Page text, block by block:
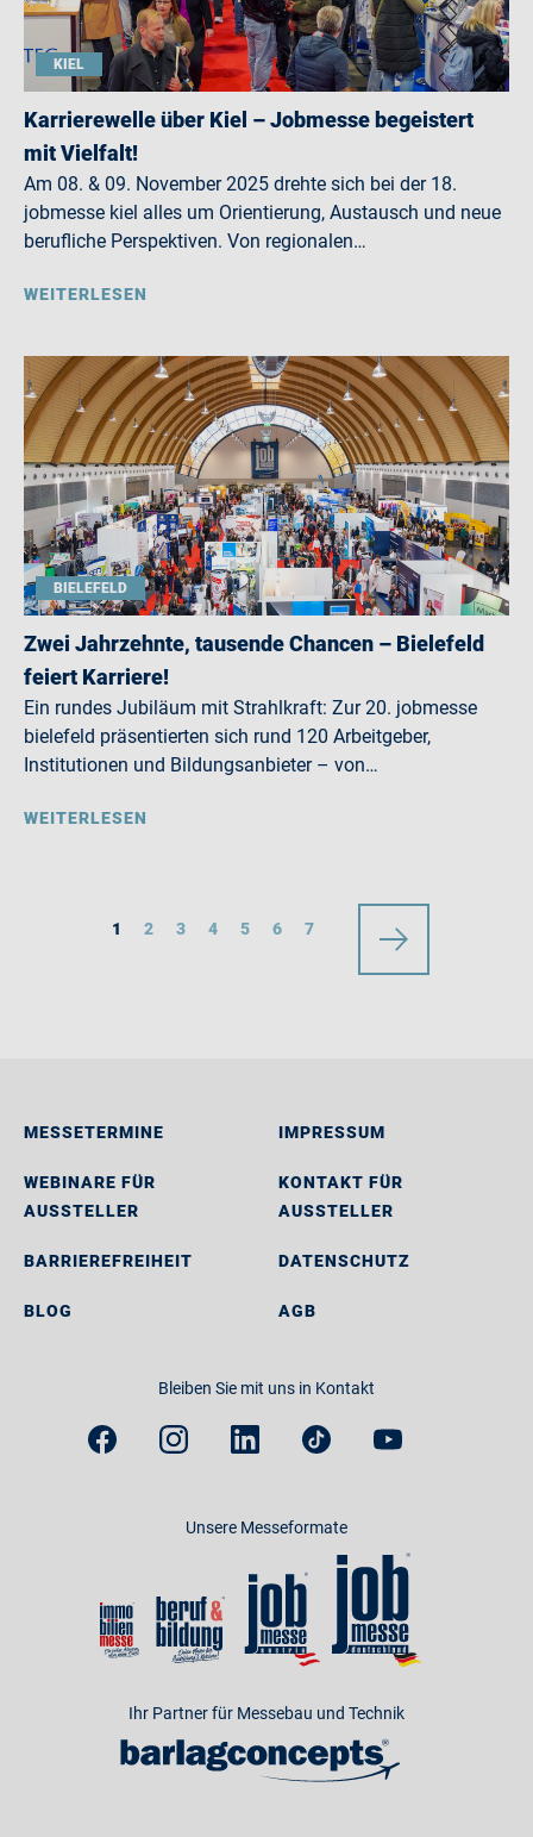
KIEL
Karrierewelle über Kiel – Jobmesse begeistert
mit Vielfalt!
Am 08. & 09. November 2025 drehte sich bei der 18.
jobmesse kiel alles um Orientierung, Austausch und neue
berufliche Perspektiven. Von regionalen…
WEITERLESEN
BIELEFELD
Zwei Jahrzehnte, tausende Chancen – Bielefeld
feiert Karriere!
Ein rundes Jubiläum mit Strahlkraft: Zur 20. jobmesse
bielefeld präsentierten sich rund 120 Arbeitgeber,
Institutionen und Bildungsanbieter – von…
WEITERLESEN
1 2 3 4 5 6 7
MESSETERMINE
WEBINARE FÜR
AUSSTELLER
BARRIEREFREIHEIT
BLOG
IMPRESSUM
KONTAKT FÜR
AUSSTELLER
DATENSCHUTZ
AGB
Bleiben Sie mit uns in Kontakt
Unsere Messeformate
Ihr Partner für Messebau und Technik